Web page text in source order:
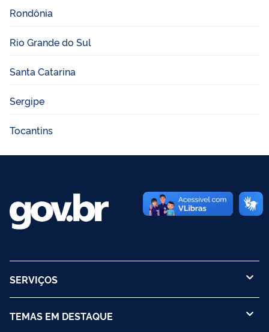
Rondônia
Rio Grande do Sul
Santa Catarina
Sergipe
Tocantins
SERVIÇOS
TEMAS EM DESTAQUE